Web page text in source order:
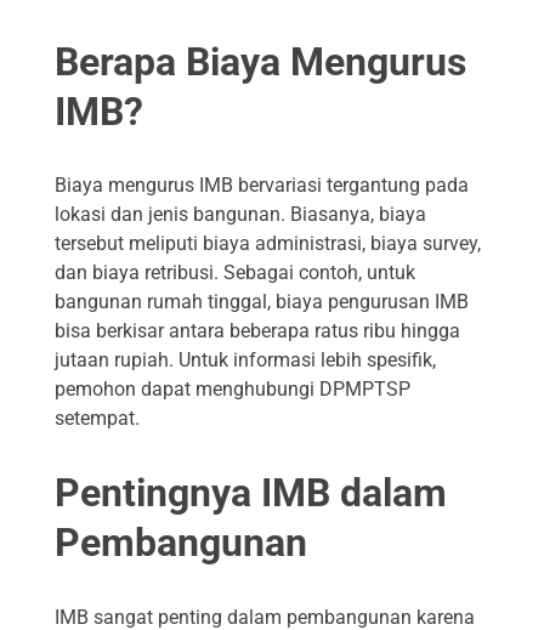
Berapa Biaya Mengurus
IMB?
Biaya mengurus IMB bervariasi tergantung pada
lokasi dan jenis bangunan. Biasanya, biaya
tersebut meliputi biaya administrasi, biaya survey,
dan biaya retribusi. Sebagai contoh, untuk
bangunan rumah tinggal, biaya pengurusan IMB
bisa berkisar antara beberapa ratus ribu hingga
jutaan rupiah. Untuk informasi lebih spesifik,
pemohon dapat menghubungi DPMPTSP
setempat.
Pentingnya IMB dalam
Pembangunan
IMB sangat penting dalam pembangunan karena